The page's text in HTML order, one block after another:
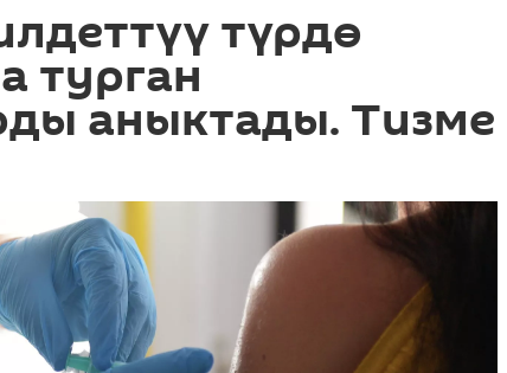
түрдө
турган
аныктады. Тизме